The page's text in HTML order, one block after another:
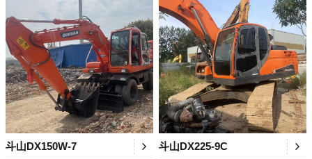
斗山DX150W-7 斗山DX225-9C